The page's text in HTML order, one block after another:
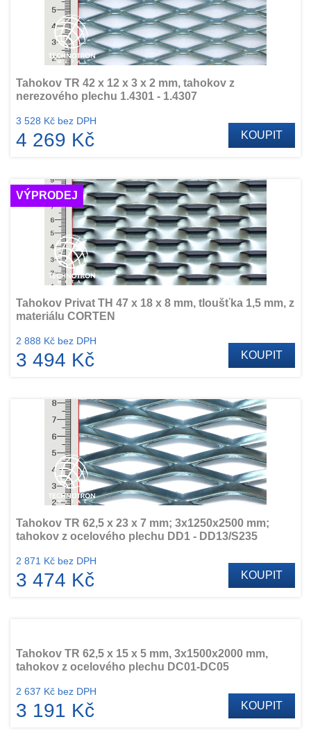
Tahokov TR 42 x 12 x 3 x 2 mm, tahokov z
nerezového plechu 1.4301 - 1.4307
3 528 Kč bez DPH
4 269 Kč KOUPIT
VÝPRODEJ
Tahokov Privat TH 47 x 18 x 8 mm, tloušťka 1,5 mm, z
materiálu CORTEN
2 888 Kč bez DPH
3 494 Kč KOUPIT
Tahokov TR 62,5 x 23 x 7 mm; 3x1250x2500 mm;
tahokov z ocelového plechu DD1 - DD13/S235
2 871 Kč bez DPH
3 474 Kč KOUPIT
Tahokov TR 62,5 x 15 x 5 mm, 3x1500x2000 mm,
tahokov z ocelového plechu DC01-DC05
2 637 Kč bez DPH
3 191 Kč KOUPIT